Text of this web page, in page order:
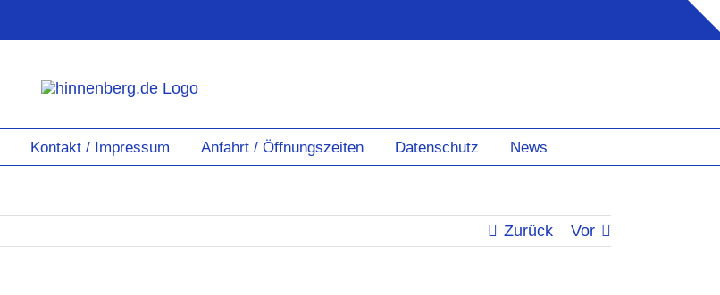
Kontakt / Impressum Anfahrt / Öffnungszeiten Datenschutz News
Zurück Vor